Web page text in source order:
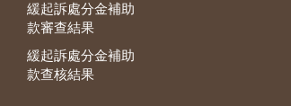
緩起訴處分金補助
款審查結果
緩起訴處分金補助
款查核結果